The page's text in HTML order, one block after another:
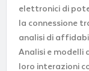
elettronici di
la connessione
analisi di
Analisi e modelli
loro interazioni